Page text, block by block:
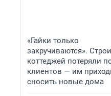
«Гайки только
закручиваются».
коттеджей потеряли
клиентов — им
сносить новые дома